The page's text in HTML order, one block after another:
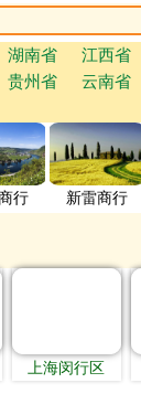
湖南省 江西省
贵州省 云南省
行 新雷商行
上海闵行区